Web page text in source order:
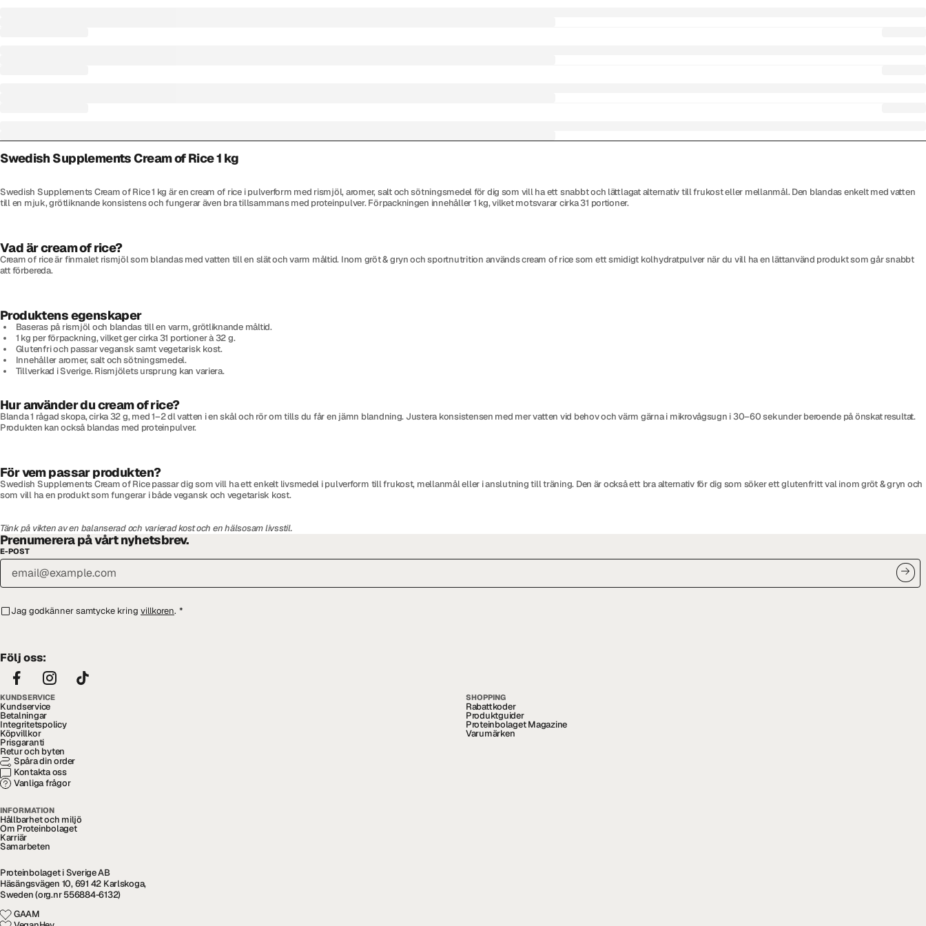
Swedish Supplements Cream of Rice 1 kg
Swedish Supplements Cream of Rice 1 kg är en cream of rice i pulverform med rismjöl, aromer, salt och sötningsmedel för dig som vill ha ett snabbt och lättlagat alternativ till frukost eller mellanmål. Den blandas enkelt med vatten
till en mjuk, grötliknande konsistens och fungerar även bra tillsammans med proteinpulver. Förpackningen innehåller 1 kg, vilket motsvarar cirka 31 portioner.
Vad är cream of rice?
Cream of rice är finmalet rismjöl som blandas med vatten till en slät och varm måltid. Inom gröt & gryn och sportnutrition används cream of rice som ett smidigt kolhydratpulver när du vill ha en lättanvänd produkt som går snabbt
att förbereda.
Produktens egenskaper
Baseras på rismjöl och blandas till en varm, grötliknande måltid.
1 kg per förpackning, vilket ger cirka 31 portioner à 32 g.
Glutenfri och passar vegansk samt vegetarisk kost.
Innehåller aromer, salt och sötningsmedel.
Tillverkad i Sverige. Rismjölets ursprung kan variera.
Hur använder du cream of rice?
Blanda 1 rågad skopa, cirka 32 g, med 1–2 dl vatten i en skål och rör om tills du får en jämn blandning. Justera konsistensen med mer vatten vid behov och värm gärna i mikrovågsugn i 30–60 sekunder beroende på önskat resultat.
Produkten kan också blandas med proteinpulver.
För vem passar produkten?
Swedish Supplements Cream of Rice passar dig som vill ha ett enkelt livsmedel i pulverform till frukost, mellanmål eller i anslutning till träning. Den är också ett bra alternativ för dig som söker ett glutenfritt val inom gröt & gryn och
som vill ha en produkt som fungerar i både vegansk och vegetarisk kost.
Tänk på vikten av en balanserad och varierad kost och en hälsosam livsstil.
Prenumerera på vårt nyhetsbrev.
E-POST
Jag godkänner samtycke kring villkoren. *
Följ oss:
KUNDSERVICE
Kundservice
Betalningar
Integritetspolicy
Köpvillkor
Prisgaranti
Retur och byten
Spåra din order
Kontakta oss
Vanliga frågor
SHOPPING
Rabattkoder
Produktguider
Proteinbolaget Magazine
Varumärken
INFORMATION
Hållbarhet och miljö
Om Proteinbolaget
Karriär
Samarbeten
Proteinbolaget i Sverige AB
Häsängsvägen 10, 691 42 Karlskoga,
Sweden (org.nr 556884-6132)
GAAM